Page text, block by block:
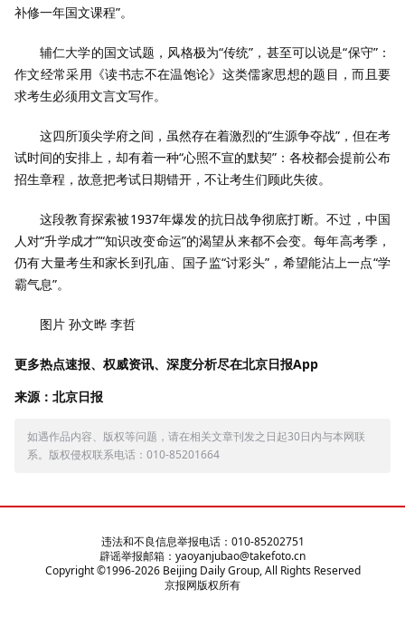
补修一年国文课程”。
辅仁大学的国文试题，风格极为“传统”，甚至可以说是“保守”：
作文经常采用《读书志不在温饱论》这类儒家思想的题目，而且要
求考生必须用文言文写作。
这四所顶尖学府之间，虽然存在着激烈的“生源争夺战”，但在考
试时间的安排上，却有着一种“心照不宣的默契”：各校都会提前公布
招生章程，故意把考试日期错开，不让考生们顾此失彼。
这段教育探索被1937年爆发的抗日战争彻底打断。不过，中国
人对“升学成才”“知识改变命运”的渴望从来都不会变。每年高考季，
仍有大量考生和家长到孔庙、国子监“讨彩头”，希望能沾上一点“学
霸气息”。
图片 孙文晔 李哲
更多热点速报、权威资讯、深度分析尽在北京日报App
来源：北京日报
如遇作品内容、版权等问题，请在相关文章刊发之日起30日内与本网联
系。版权侵权联系电话：010-85201664
违法和不良信息举报电话：010-85202751
辟谣举报邮箱：yaoyanjubao@takefoto.cn
Copyright ©1996-2026Beijing Daily Group, All Rights Reserved
京报网版权所有